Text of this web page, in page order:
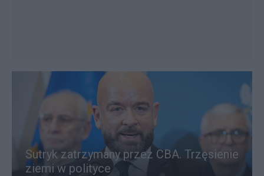
Sutryk zatrzymany przez CBA. Trzęsienie
ziemi w polityce